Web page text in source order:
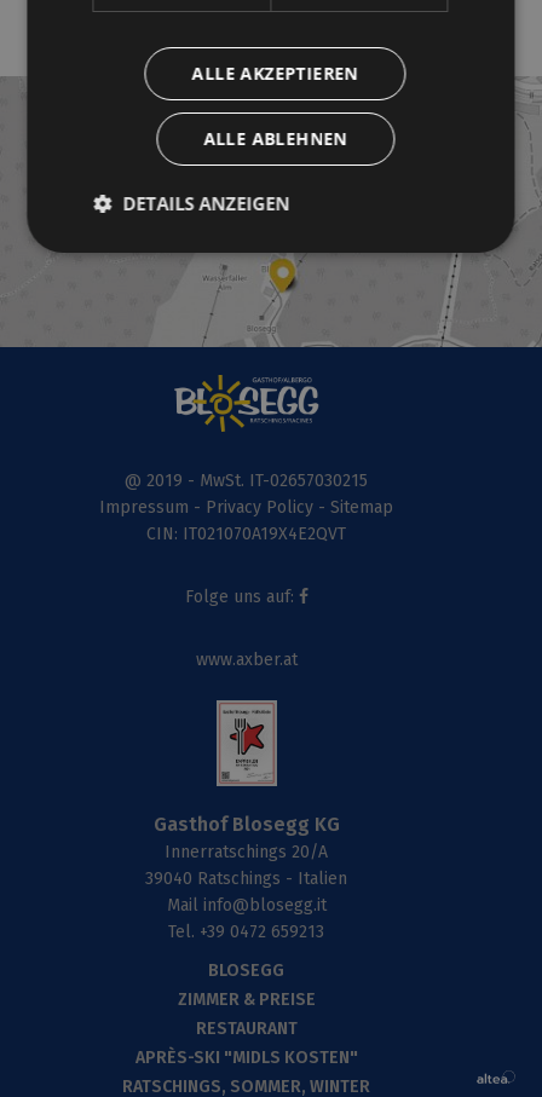
GALERIE DURCHSTÖBERN
@ 2019 - MwSt. IT-02657030215
Impressum - Privacy Policy -Sitemap
CIN: IT021070A19X4E2QVT
Folge uns auf:
www.axber.at
Gasthof Blosegg KG
Innerratschings 20/A
39040 Ratschings - Italien
Mail info@blosegg.it
Tel. +39 0472 659213
BLOSEGG
ZIMMER & PREISE
RESTAURANT
APRÈS-SKI "MIDLS KOSTEN"
RATSCHINGS, SOMMER, WINTER
ALLE AKZEPTIEREN
ALLE ABLEHNEN
DETAILS ANZEIGEN